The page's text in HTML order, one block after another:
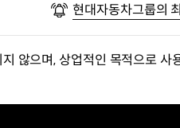
현대자동차그룹의
않으며, 상업적인 목적으로 사